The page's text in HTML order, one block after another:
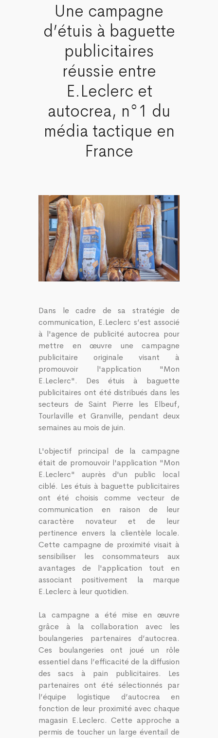
Une campagne
d’étuis à baguette
publicitaires
réussie entre
E.Leclerc et
autocrea, n°1 du
média tactique en
France
Dans le cadre de sa stratégie de
communication, E.Leclerc s’est associé
à l'agence de publicité autocrea pour
mettre en œuvre une campagne
publicitaire originale visant à
promouvoir l'application "Mon
E.Leclerc". Des étuis à baguette
publicitaires ont été distribués dans les
secteurs de Saint Pierre les Elbeuf,
Tourlaville et Granville, pendant deux
semaines au mois de juin.
L'objectif principal de la campagne
était de promouvoir l'application "Mon
E.Leclerc" auprès d'un public local
ciblé. Les étuis à baguette publicitaires
ont été choisis comme vecteur de
communication en raison de leur
caractère novateur et de leur
pertinence envers la clientèle locale.
Cette campagne de proximité visait à
sensibiliser les consommateurs aux
avantages de l'application tout en
associant positivement la marque
E.Leclerc à leur quotidien.
La campagne a été mise en œuvre
grâce à la collaboration avec les
boulangeries partenaires d’autocrea.
Ces boulangeries ont joué un rôle
essentiel dans l’efficacité de la diffusion
des sacs à pain publicitaires. Les
partenaires ont été sélectionnés par
l’équipe logistique d’autocrea en
fonction de leur proximité avec chaque
magasin E.Leclerc. Cette approche a
permis de toucher un large éventail de